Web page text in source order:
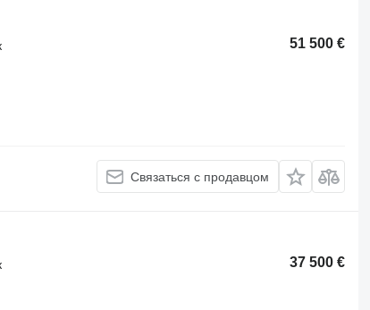
51 500 €
Связаться с продавцом
37 500 €